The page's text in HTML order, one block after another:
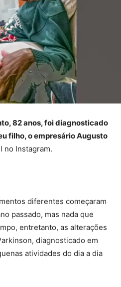
82 anos, foi diagnosticado
filho, o empresário Augusto
no Instagram.
diferentes começaram
passado, mas nada que
entretanto, as alterações
diagnosticado em
atividades do dia a dia